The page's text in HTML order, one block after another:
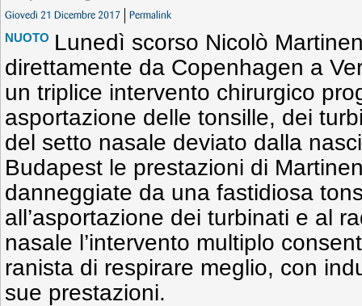
Giovedì 21 Dicembre 2017 Permalink
NUOTO Lunedì scorso Nicolò
direttamente da Copenhagen a
un triplice intervento chirurgico
asportazione delle tonsille, dei
del setto nasale deviato dalla
Budapest le prestazioni di
danneggiate da una fastidiosa
all’asportazione dei turbinati e al
nasale l’intervento multiplo
ranista di respirare meglio, con
sue prestazioni.